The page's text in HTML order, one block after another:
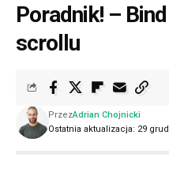
Poradnik! –
scrollu
Ostatnia aktualizacja: 29
PrzezAdrian Chojnicki